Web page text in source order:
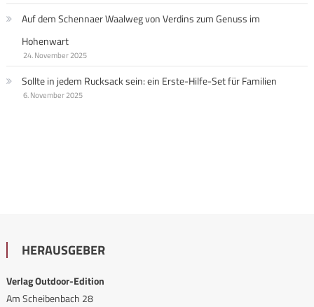
Auf dem Schennaer Waalweg von Verdins zum Genuss im
Hohenwart
24. November 2025
Sollte in jedem Rucksack sein: ein Erste-Hilfe-Set für Familien
6. November 2025
HERAUSGEBER
Verlag Outdoor-Edition
Am Scheibenbach 28